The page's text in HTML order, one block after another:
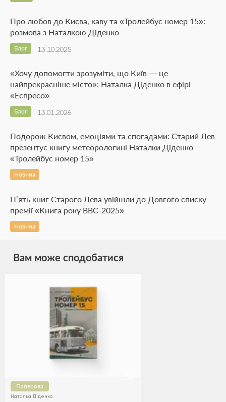
Про любов до Києва, каву та «Тролейбус номер 15»:
розмова з Наталкою Діденко
13.10.2025
Блог
«Хочу допомогти зрозуміти, що Київ — це
найпрекрасніше місто»: Наталка Діденко в ефірі
«Еспресо»
13.01.2026
Блог
Подорож Києвом, емоціями та спогадами: Старий Лев
презентує книгу метеорологині Наталки Діденко
«Тролейбус номер 15»
Новина
П’ять книг Старого Лева увійшли до Довгого списку
премії «Книга року ВВС-2025»
Новина
Вам може сподобатися
Паперова
Наталка Діденко